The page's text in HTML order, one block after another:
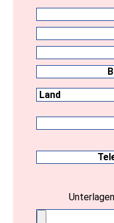
Anschrift
Straße
PLZ
Ort